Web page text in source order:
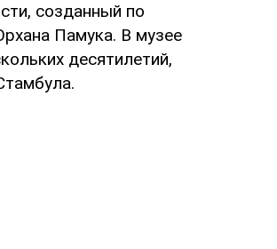
созданный по
Памука. В музее
десятилетий,